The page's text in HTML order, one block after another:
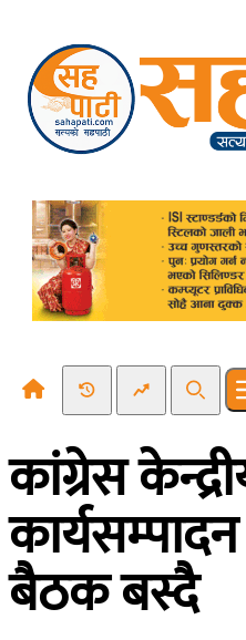
Recent NewsTrending News
Search
कांग्रेस
बैठक बस्दै